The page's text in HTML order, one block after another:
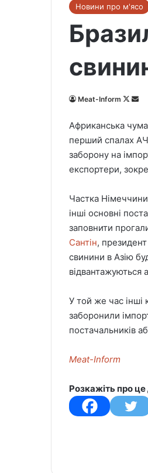
Новини про м'ясо
Meat-Inform
F
l
l
o
w
n
X
n
d
a
n
m
a
i
l
Африканська
перший спалах
заборону на
експортери,
Частка
інші основні
заповнити
Сантін,
свинини в Азію
відвантажуються
У той же час інші
заборонили
постачальників
Meat-Inform
Розкажіть про